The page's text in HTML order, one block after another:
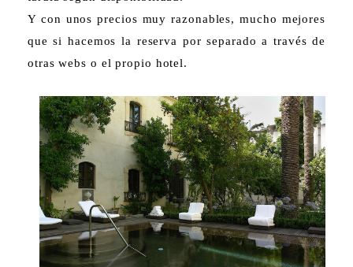
Y con unos precios muy razonables, mucho mejores
que si hacemos la reserva por separado a través de
otras webs o el propio hotel.